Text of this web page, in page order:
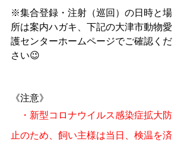
※集合登録・注射（巡回）の日時と場
所は案内ハガキ、下記の大津市動物愛
護センターホームページでご確認くだ
さい😉
《注意》
・新型コロナウイルス感染症拡大防
止のため、飼い主様は当日、検温を済